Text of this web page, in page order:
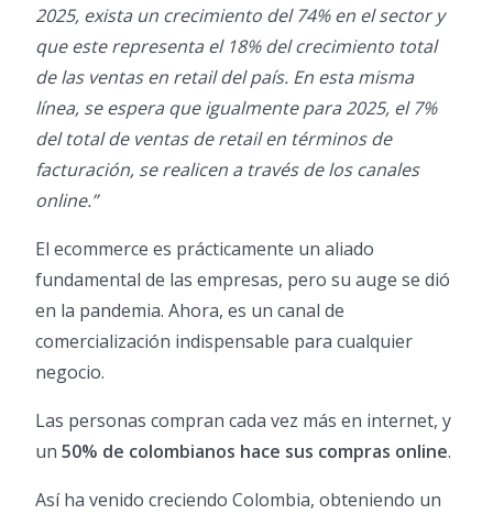
2025, exista un crecimiento del 74% en el sector y
que este representa el 18% del crecimiento total
de las ventas en retail del país. En esta misma
línea, se espera que igualmente para 2025, el 7%
del total de ventas de retail en términos de
facturación, se realicen a través de los canales
online.”
El ecommerce es prácticamente un aliado
fundamental de las empresas, pero su auge se dió
en la pandemia. Ahora, es un canal de
comercialización indispensable para cualquier
negocio.
Las personas compran cada vez más en internet, y
un 50% de colombianos hace sus compras online.
Así ha venido creciendo Colombia, obteniendo un